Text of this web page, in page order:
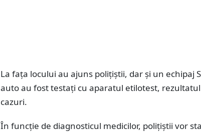
La fața locului au ajuns polițiștii, dar și un echipaj
auto au fost testați cu aparatul etilotest,
cazuri.
În funcție de diagnosticul medicilor, polițiștii vor